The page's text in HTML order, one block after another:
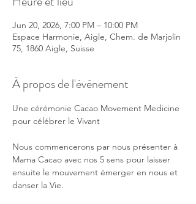
Jun 20, 2026, 7:00 PM – 10:00 PM
Espace Harmonie, Aigle, Chem. de Marjolin
75, 1860 Aigle, Suisse
À propos de l'événement
Une cérémonie Cacao Movement Medicine
pour célébrer le Vivant
Nous commencerons par nous présenter à
Mama Cacao avec nos 5 sens pour laisser
ensuite le mouvement émerger en nous et
danser la Vie.